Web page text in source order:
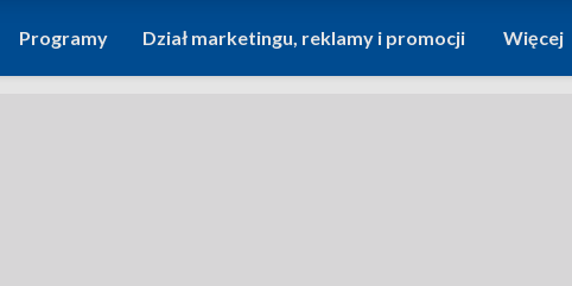
Programy Dział marketingu, reklamy i promocji Więcej